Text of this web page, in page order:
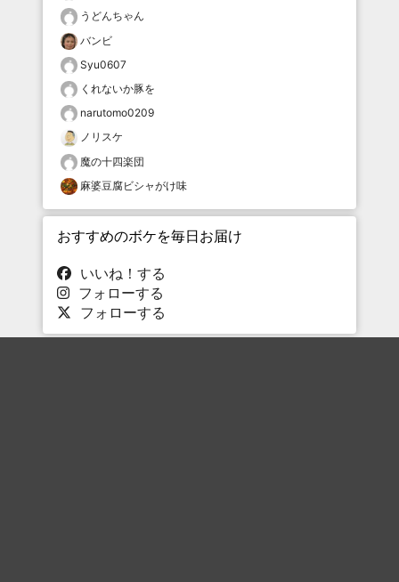
うどんちゃん
バンビ
Syu0607
くれないか豚を
narutomo0209
ノリスケ
魔の十四楽団
麻婆豆腐ビシャがけ味
おすすめのボケを毎日お届け
いいね！する
フォローする
フォローする